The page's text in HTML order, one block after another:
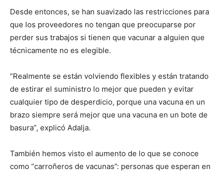
Desde entonces, se han suavizado las restricciones para
que los proveedores no tengan que preocuparse por
perder sus trabajos si tienen que vacunar a alguien que
técnicamente no es elegible.
“Realmente se están volviendo flexibles y están tratando
de estirar el suministro lo mejor que pueden y evitar
cualquier tipo de desperdicio, porque una vacuna en un
brazo siempre será mejor que una vacuna en un bote de
basura”, explicó Adalja.
También hemos visto el aumento de lo que se conoce
como “carroñeros de vacunas”: personas que esperan en